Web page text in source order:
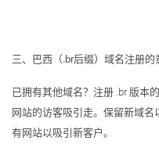
三、 巴西 （.br后缀）域名注册的
已拥有其他域名？注册 .br 版本
网站的访客吸引走。保留新域
有网站以吸引新客户。